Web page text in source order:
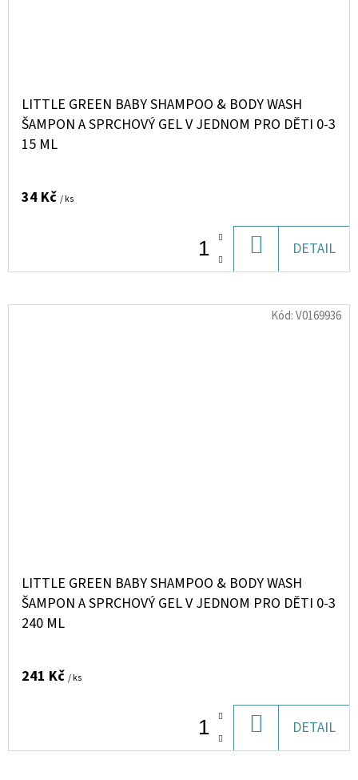
LITTLE GREEN BABY SHAMPOO & BODY WASH
ŠAMPON A SPRCHOVÝ GEL V JEDNOM PRO DĚTI 0-3
15 ML
34 Kč / ks
KOŠÍKU
DETAIL
LITTLE GREEN BABY SHAMPOO & BODY WASH
ŠAMPON A SPRCHOVÝ GEL V JEDNOM PRO DĚTI 0-3
240 ML
241 Kč / ks
KOŠÍKU
DETAIL
Kód:V0169936